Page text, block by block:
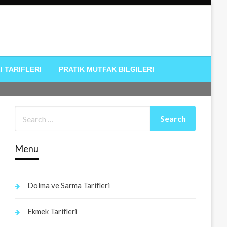
TARIFLERI PRATIK MUTFAK BILGILERI
Menu
Dolma ve Sarma Tarifleri
Ekmek Tarifleri